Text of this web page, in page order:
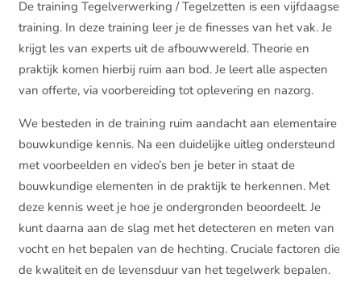
De training Tegelverwerking / Tegelzetten is een vijfdaagse
training. In deze training leer je de finesses van het vak. Je
krijgt les van experts uit de afbouwwereld. Theorie en
praktijk komen hierbij ruim aan bod. Je leert alle aspecten
van offerte, via voorbereiding tot oplevering en nazorg.
We besteden in de training ruim aandacht aan elementaire
bouwkundige kennis. Na een duidelijke uitleg ondersteund
met voorbeelden en video’s ben je beter in staat de
bouwkundige elementen in de praktijk te herkennen. Met
deze kennis weet je hoe je ondergronden beoordeelt. Je
kunt daarna aan de slag met het detecteren en meten van
vocht en het bepalen van de hechting. Cruciale factoren die
de kwaliteit en de levensduur van het tegelwerk bepalen.